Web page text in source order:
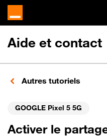
Aide et contact
Autres tutoriels
GOOGLE Pixel 5 5G
Activer le